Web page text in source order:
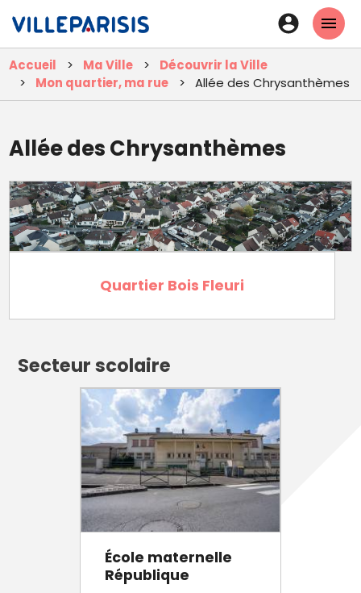
contenu
principal
En-
tête
-
Accueil Ma Ville
Découvrir la Ville
Mon quartier, ma rue
Allée des Chrysanthèmes
Allée des Chrysanthèmes
Quartier Bois Fleuri
Secteur scolaire
École maternelle
République